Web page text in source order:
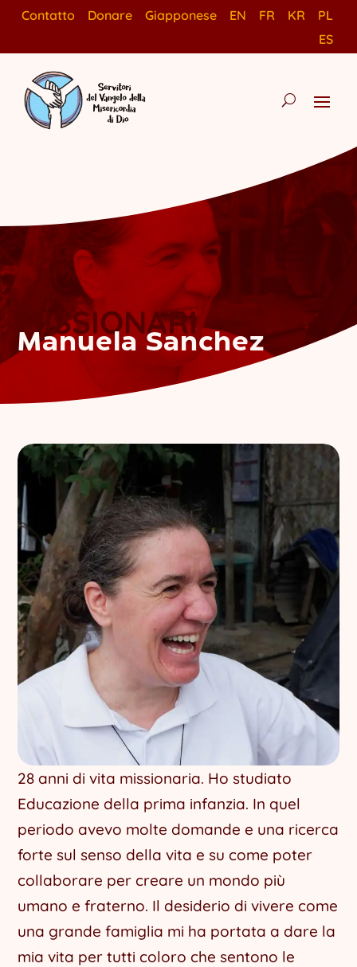
Contatto Donare Giapponese EN FR KR
PL
ES
MISSIONARI
Manuela Sanchez
28 anni di vita missionaria. Ho studiato
Educazione della prima infanzia. In quel
periodo avevo molte domande e una ricerca
forte sul senso della vita e su come poter
collaborare per creare un mondo più
umano e fraterno. Il desiderio di vivere come
una grande famiglia mi ha portata a dare la
mia vita per tutti coloro che sentono le